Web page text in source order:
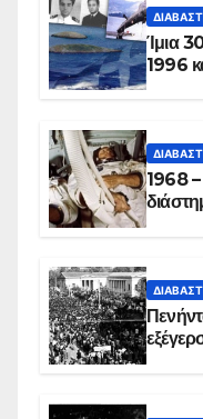
Ίμια
1968